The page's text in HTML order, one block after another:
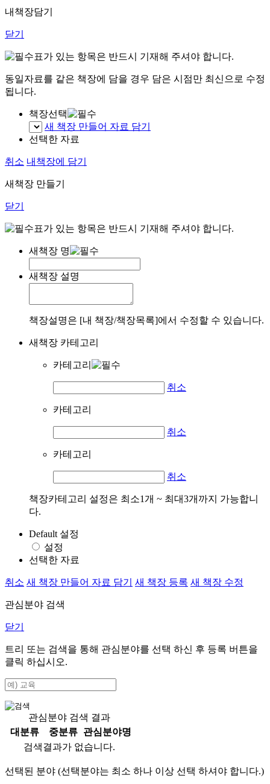
내책장담기
닫기
표가 있는 항목은 반드시 기재해 주셔야 합니다.
동일자료를 같은 책장에 담을 경우 담은 시점만 최신으로 수정
됩니다.
책장선택
새 책장 만들어 자료 담기
선택한 자료
취소 내책장에 담기
새책장 만들기
닫기
표가 있는 항목은 반드시 기재해 주셔야 합니다.
새책장 명
새책장 설명
책장설명은 [내 책장/책장목록]에서 수정할 수 있습니다.
새책장 카테고리
카테고리
취소
카테고리
취소
카테고리
취소
책장카테고리 설정은 최소1개 ~ 최대3개까지 가능합니
다.
Default 설정
설정
선택한 자료
취소 새 책장 만들어 자료 담기 새 책장 등록 새 책장 수정
관심분야 검색
닫기
트리 또는 검색을 통해 관심분야를 선택 하신 후 등록 버튼을
클릭 하십시오.
관심분야 검색 결과
대분류
중분류
관심분야명
검색결과가 없습니다.
선택된 분야 (선택분야는 최소 하나 이상 선택 하셔야 합니다.)